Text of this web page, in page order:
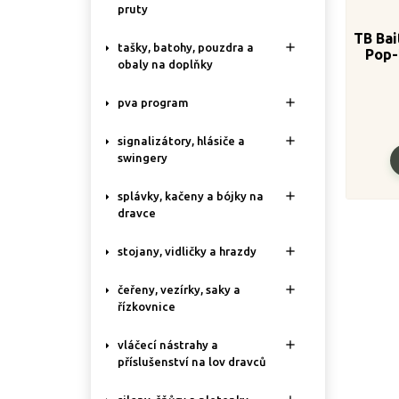
pruty
tašky, batohy, pouzdra a
obaly na doplňky

pva program 
signalizátory, hlásiče a
swingery

splávky, kačeny a bójky na
dravce

stojany, vidličky a hrazdy 
čeřeny, vezírky, saky a
řízkovnice

vláčecí nástrahy a
příslušenství na lov dravců

TB